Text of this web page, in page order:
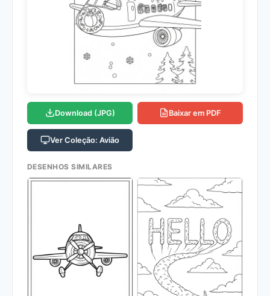
Download (JPG) Baixar em PDF
Ver Coleção: Avião
DESENHOS SIMILARES